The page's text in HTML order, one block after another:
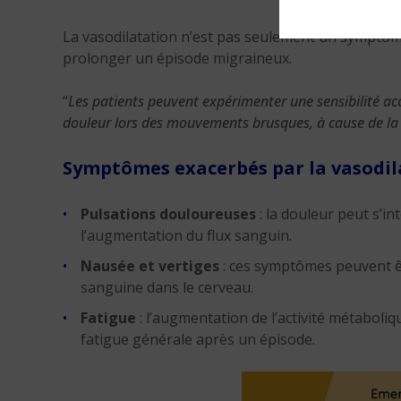
La vasodilatation n’est pas seulement un
prolonger un épisode migraineux.
“Les patients peuvent expérimenter une sensibilité
douleur lors des mouvements brusques, à cause de
Symptômes exacerbés par la
Pulsations douloureuses : la douleur peut
l’augmentation du flux sanguin.
Nausée et vertiges : ces symptômes
sanguine dans le cerveau.
Fatigue : l’augmentation de l’activité
fatigue générale après un épisode.